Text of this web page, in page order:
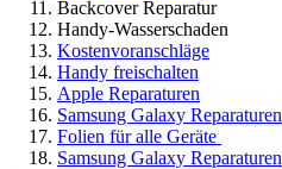
Backcover Reparatur
Handy-Wasserschaden
Kostenvoranschläge
Handy freischalten
Apple Reparaturen
Samsung Galaxy Reparaturen
Folien für alle Geräte
Samsung Galaxy Reparaturen